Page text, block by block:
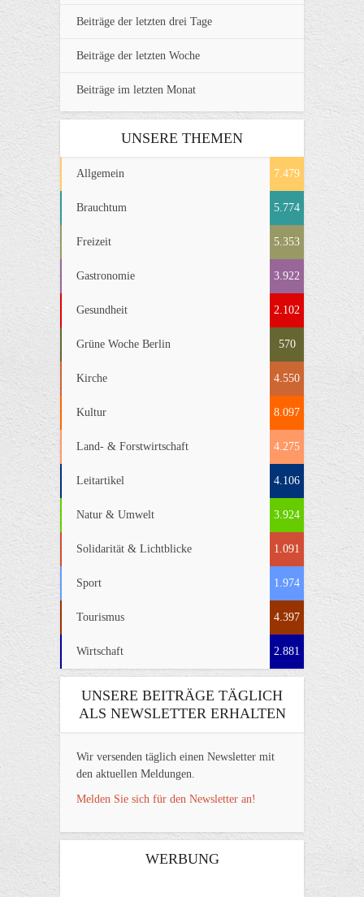
Beiträge der letzten drei Tage
Beiträge der letzten Woche
Beiträge im letzten Monat
UNSERE THEMEN
Allgemein 7.479
Brauchtum 5.774
Freizeit 5.353
Gastronomie 3.922
Gesundheit 2.102
Grüne Woche Berlin 570
Kirche 4.550
Kultur 8.097
Land- & Forstwirtschaft 4.275
Leitartikel 4.106
Natur & Umwelt 3.924
Solidarität & Lichtblicke 1.091
Sport 1.974
Tourismus 4.397
Wirtschaft 2.881
UNSERE BEITRÄGE TÄGLICH
ALS NEWSLETTER ERHALTEN
Wir versenden täglich einen Newsletter mit
den aktuellen Meldungen.
Melden Sie sich für den Newsletter an!
WERBUNG